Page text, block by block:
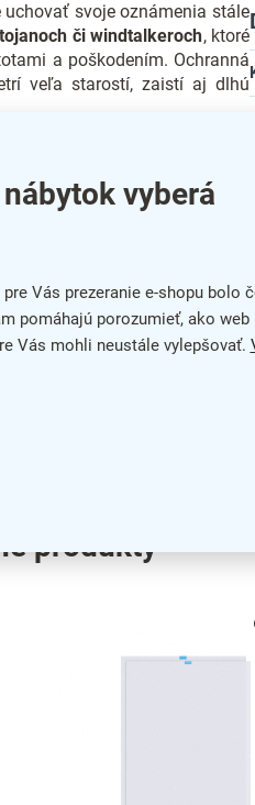
vyberá
Vás prezeranie e-shopu bolo
pomáhajú porozumieť, ako web
Vás mohli neustále vylepšovať.
svoje oznámenia stále
či windtalkeroch, ktoré
a poškodením. Ochranná
veľa starostí, zaistí aj dlhú
produkty